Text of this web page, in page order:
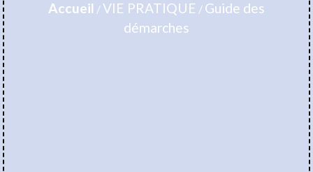
Accueil /VIE PRATIQUE / Guide des
démarches